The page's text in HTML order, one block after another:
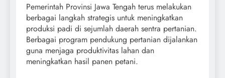
Pemerintah Provinsi Jawa Tengah terus melakukan
berbagai langkah strategis untuk meningkatkan
produksi padi di sejumlah daerah sentra pertanian.
Berbagai program pendukung pertanian dijalankan
guna menjaga produktivitas lahan dan
meningkatkan hasil panen petani.